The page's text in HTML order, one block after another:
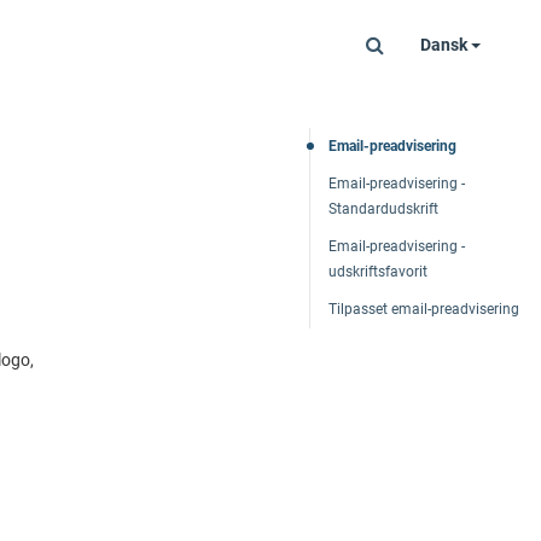
Dansk
Email-preadvisering
Email-preadvisering -
Standardudskrift
Email-preadvisering -
udskriftsfavorit
Tilpasset email-preadvisering